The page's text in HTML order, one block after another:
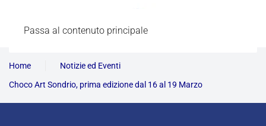
Passa al contenuto principale
Home
Notizie ed Eventi
Choco Art Sondrio, prima edizione dal 16 al 19 Marzo